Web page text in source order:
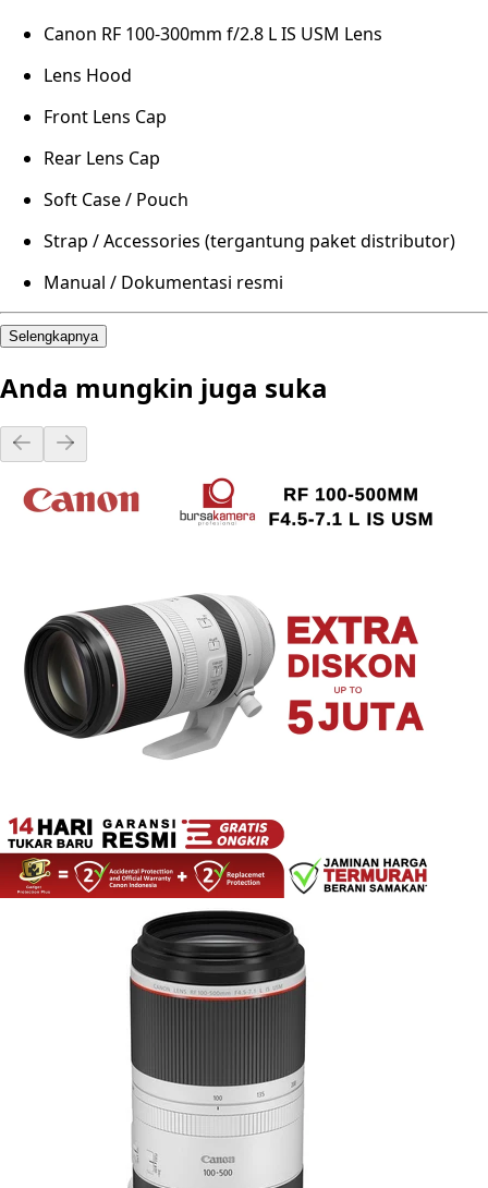
Canon RF 100-300mm f/2.8 L IS USM Lens
Lens Hood
Front Lens Cap
Rear Lens Cap
Soft Case / Pouch
Strap / Accessories (tergantung paket distributor)
Manual / Dokumentasi resmi
Selengkapnya
Anda mungkin juga suka